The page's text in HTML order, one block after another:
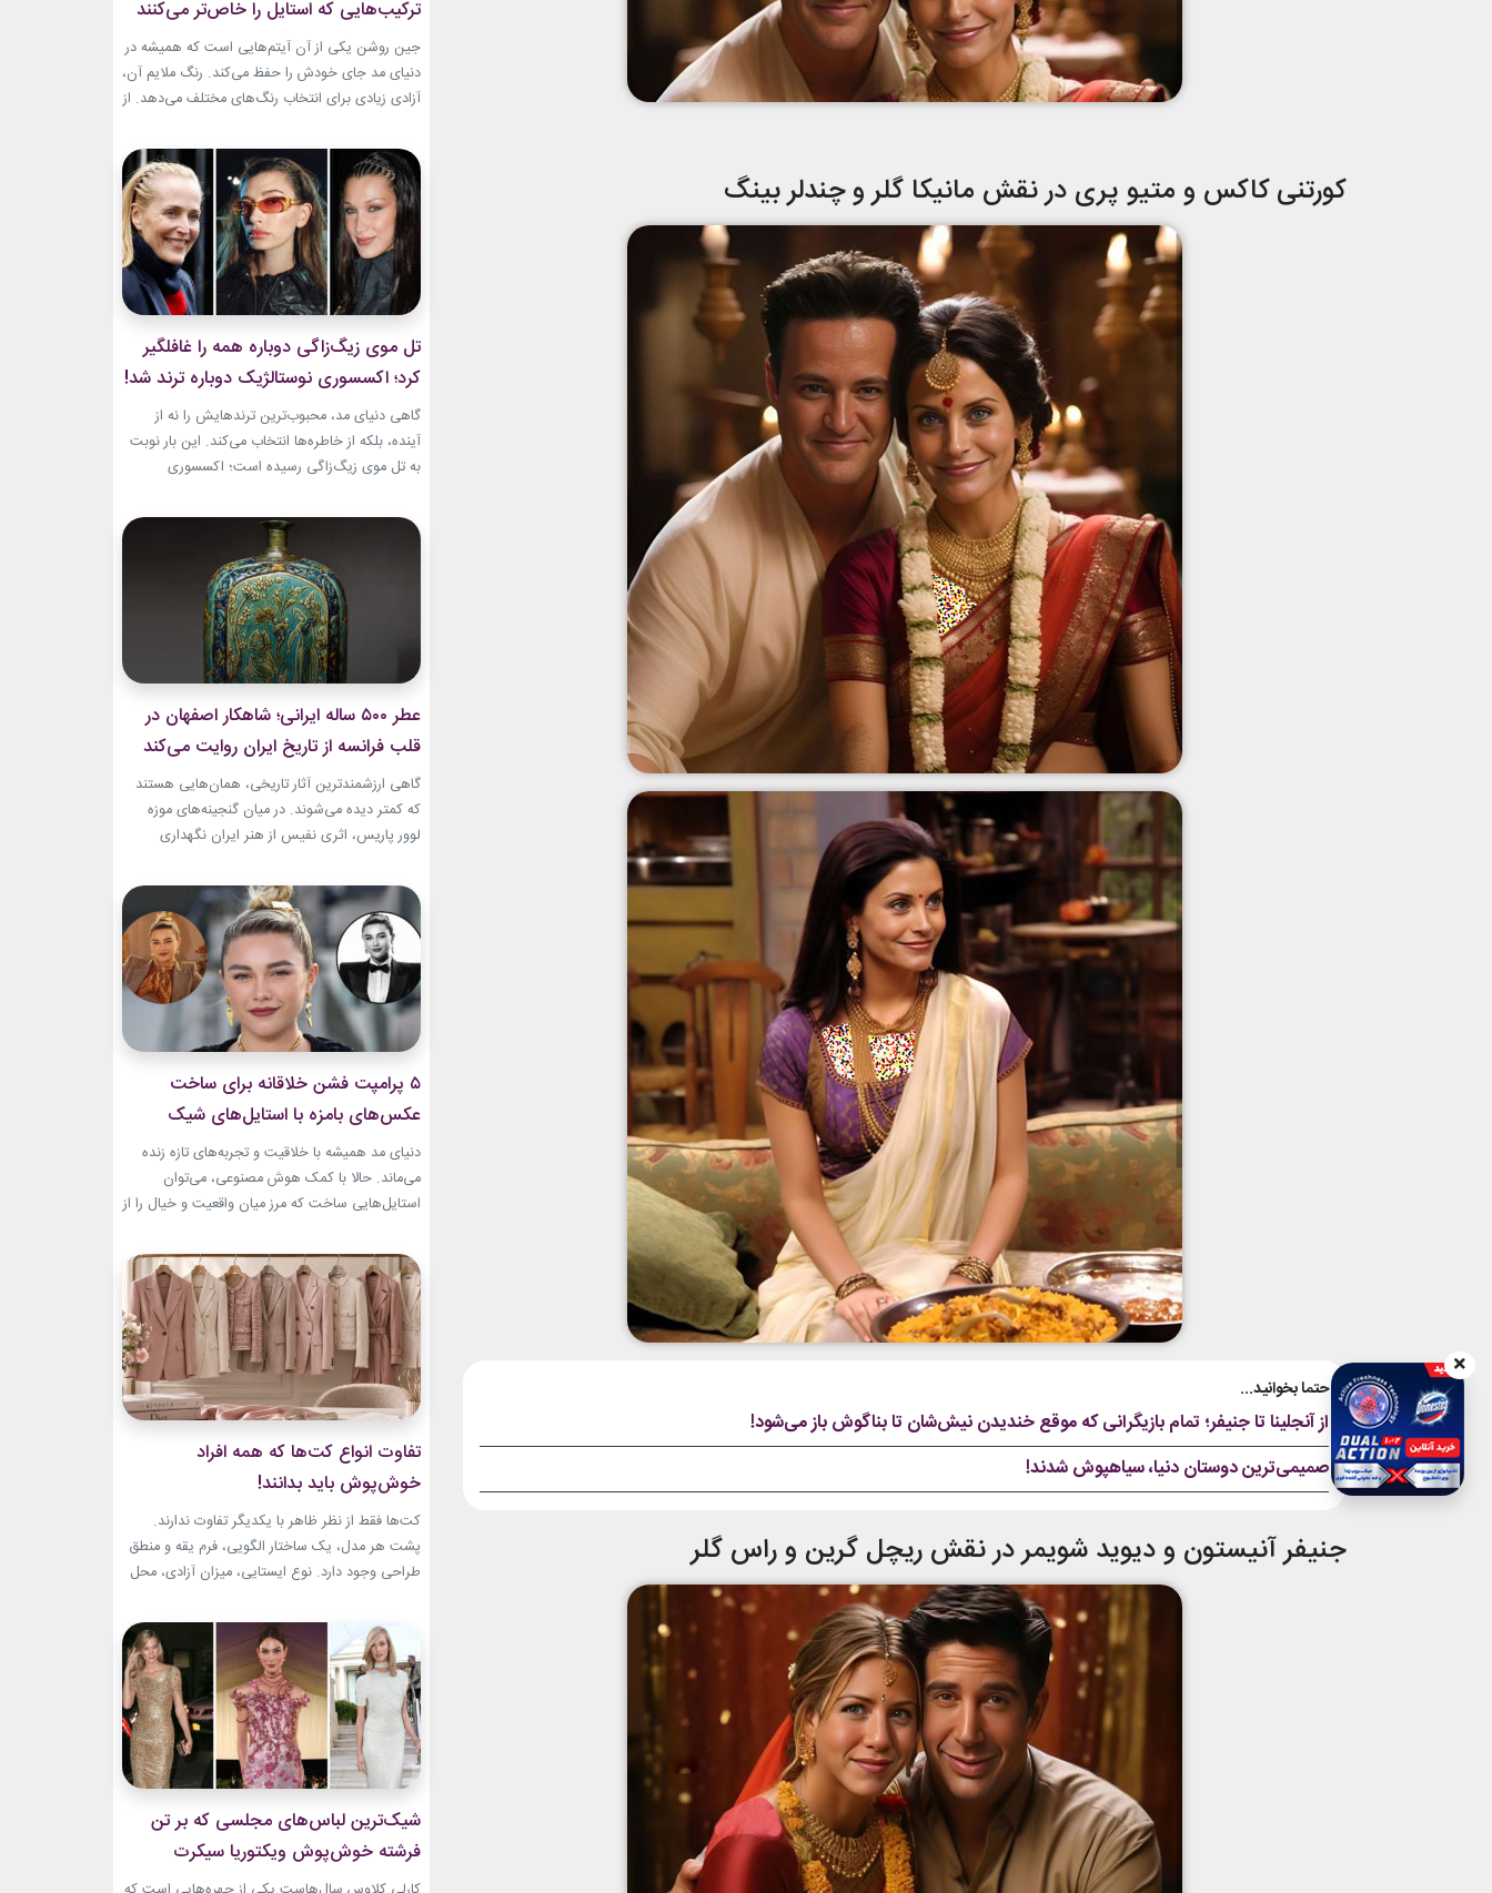
کورتنی کاکس و متیو پری در نقش مانیکا گلر و چندلر بینگ
حتما بخوانید...
از آنجلینا تا جنیفر؛ تمام بازیگرانی که موقع خندیدن نیش‌شان تا بناگوش باز می‌شود!
صمیمی‌ترین دوستان دنیا، سیاهپوش شدند!
جنیفر آنیستون و دیوید شویمر در نقش ریچل گرین و راس گلر
ترکیب‌هایی که استایل را خاص‌تر می‌کنند
جین روشن یکی از آن آیتم‌هایی است که همیشه در
دنیای مد جای خودش را حفظ می‌کند. رنگ ملایم آن،
آزادی زیادی برای انتخاب رنگ‌های مختلف می‌دهد. از
مینیمال، جین روشن می‌تواند پایه یک ظاهر شیک و
امروزی باشد. کافی است رنگ همراه آن را درست
انتخاب...
تل موی زیگ‌زاگی دوباره همه را غافلگیر
کرد؛ اکسسوری نوستالژیک دوباره ترند شد!
گاهی دنیای مد، محبوب‌ترین ترندهایش را نه از
آینده، بلکه از خاطره‌ها انتخاب می‌کند. این بار نوبت
به تل موی زیگ‌زاگی رسیده است؛ اکسسوری‌
اوایل دهه ۲۰۰۰ به یاد دارند و حالا با ظاهری آشنا اما
جایگاهی تازه، دوباره به مرکز توجه برگشته است....
عطر ۵۰۰ ساله ایرانی؛ شاهکار اصفهان در
قلب فرانسه از تاریخ ایران روایت می‌کند
گاهی ارزشمندترین آثار تاریخی، همان‌هایی هستند
که کمتر دیده می‌شوند. در میان گنجینه‌های موزه
لوور پاریس، اثری نفیس از هنر ایران نگهداری
ذوق، زیبایی و مهارت هنرمندان عصر صفوی است.
بطری عطر صفوی در موزه لوور امروز به یکی از
جذاب‌ترین نمونه‌های هنر ایرانی تبدیل...
۵ پرامپت‌ فشن خلاقانه برای ساخت
عکس‌های بامزه با استایل‌های شیک
دنیای مد همیشه با خلاقیت و تجربه‌های تازه زنده
می‌ماند. حالا با کمک هوش مصنوعی، می‌توان
استایل‌هایی ساخت که مرز میان واقعیت و خیال را از
معرفی می‌کنیم که برای ساخت عکس‌های خاص،
بامزه و متفاوت طراحی شده‌اند. ایده‌هایی که فقط
یک تصویر زیبا نمی‌سازند؛ بلکه...
تفاوت انواع کت‌ها که همه افراد
خوش‌پوش باید بدانند!
کت‌ها فقط از نظر ظاهر با یکدیگر تفاوت ندارند.
پشت هر مدل، یک ساختار الگویی، فرم یقه و منطق
طراحی وجود دارد. نوع ایستایی، میزان آزادی، محل
کت را مشخص می‌کند. یک بلیزر حس رسمی و
شهری دارد، اما یک کت رپ یا اورسایز می‌تواند آزادی
و...
شیک‌ترین لباس‌های مجلسی که بر تن
فرشته خوش‌پوش ویکتوریا سیکرت
دیده‌ایم!